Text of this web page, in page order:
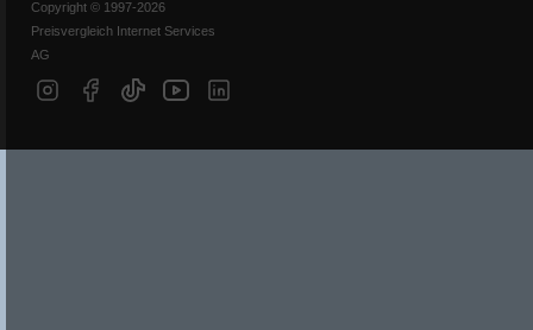
Copyright © 1997-2026
Preisvergleich Internet Services
AG